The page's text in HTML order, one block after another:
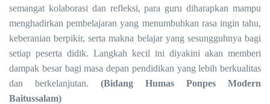
semangat kolaborasi dan refleksi, para guru diharapkan mampu
menghadirkan pembelajaran yang menumbuhkan rasa ingin tahu,
keberanian berpikir, serta makna belajar yang sesungguhnya bagi
setiap peserta didik. Langkah kecil ini diyakini akan memberi
dampak besar bagi masa depan pendidikan yang lebih berkualitas
dan berkelanjutan. (Bidang Humas Ponpes Modern
Baitussalam)